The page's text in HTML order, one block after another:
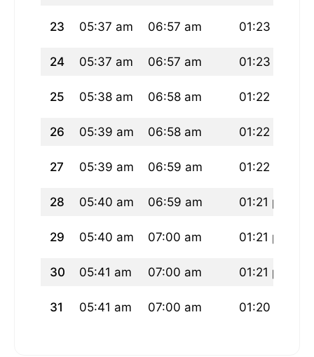
23 05:37 am 06:57 am 01:23 pm
24 05:37 am 06:57 am 01:23 pm
25 05:38 am 06:58 am 01:22 pm
26 05:39 am 06:58 am 01:22 pm
27 05:39 am 06:59 am 01:22 pm
28 05:40 am 06:59 am 01:21 pm
29 05:40 am 07:00 am 01:21 pm
30 05:41 am 07:00 am 01:21 pm
31 05:41 am 07:00 am 01:20 pm